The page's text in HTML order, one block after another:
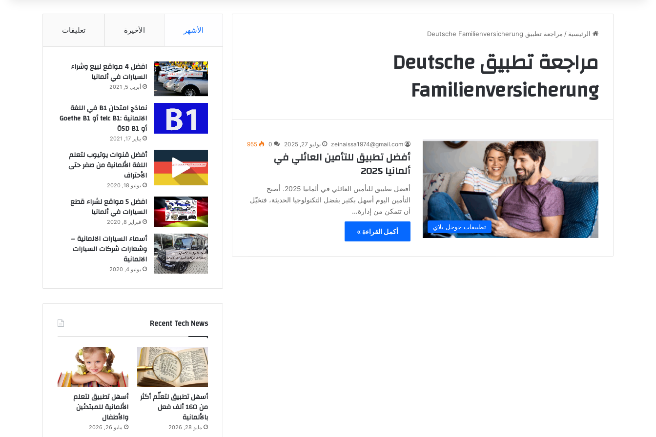
الرئيسية / مراجعة تطبيق Deutsche Familienversicherung
مراجعة تطبيق Deutsche
Familienversicherung
تطبيقات جوجل بلاي
zeinaissa1974@gmail.com يوليو 27, 2025 0
955
أفضل تطبيق للتأمين العائلي في
ألمانيا 2025
أفضل تطبيق للتأمين العائلي في ألمانيا 2025. أصبح
التأمين اليوم أسهل بكثير بفضل التكنولوجيا الحديثة، فتخيّل
أن تتمكن من إدارة…
أكمل القراءة »
الأشهر الأخيرة تعليقات
افضل 4 مواقع لبيع وشراء
السيارات في ألمانيا
أبريل 5, 2021
نماذج امتحان B1 في اللغة
الالمانية :telc B1 أو Goethe B1
أو ÖSD B1
يناير 17, 2021
أفضل قنوات يوتيوب لتعلم
اللغة الألمانية من صفر حتى
الأحتراف
يونيو 18, 2020
افضل 5 مواقع لشراء قطع
السيارات في ألمانيا
فبراير 8, 2020
أسماء السيارات الالمانية –
وشعارات شركات السيارات
الالمانية
يونيو 4, 2020
Recent Tech News
أسهل تطبيق لتعلّم أكثر
من 160 ألف فعل
بالألمانية
مايو 28, 2026
أسهل تطبيق لتعلم
الألمانية للمبتدئين
والأطفال
مايو 26, 2026